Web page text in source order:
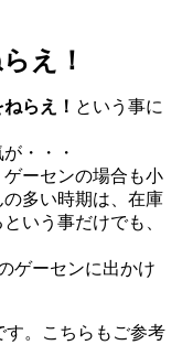
え！
らえ！ という事に
・・・
ーセンの場合も小
多い時期は、在庫
いう事だけでも、
ゲーセンに出かけ
。こちらもご参考